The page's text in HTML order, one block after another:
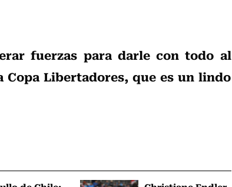
fuerzas para darle con todo al
Copa Libertadores, que es un lindo